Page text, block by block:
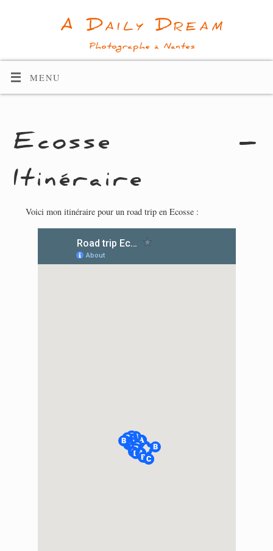
A Daily Dream
Photographe à Nantes
MENU
Ecosse –
Itinéraire
Voici mon itinéraire pour un road trip en Ecosse :